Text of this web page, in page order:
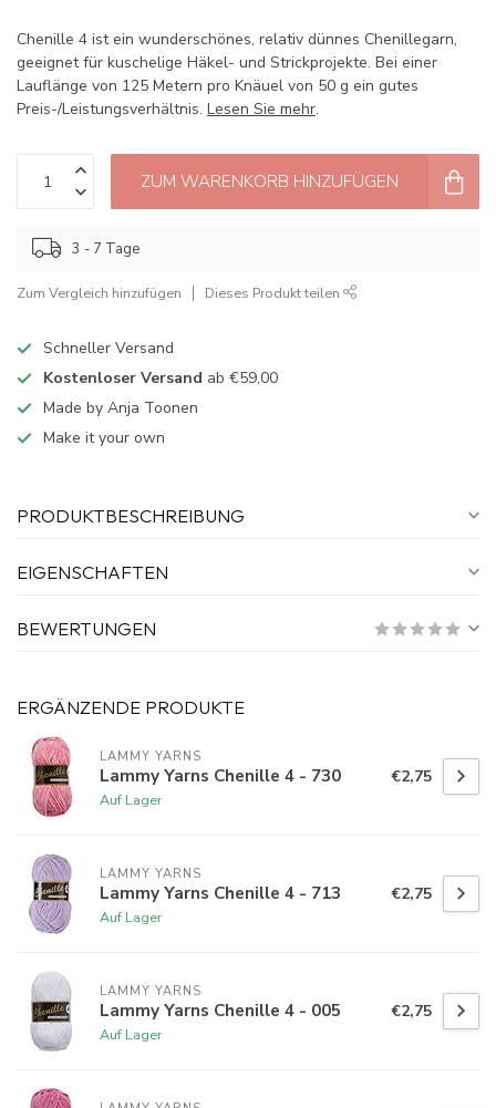
Chenille 4 ist ein wunderschönes, relativ dünnes Chenillegarn,
geeignet für kuschelige Häkel- und Strickprojekte. Bei einer
Lauflänge von 125 Metern pro Knäuel von 50 g ein gutes
Preis-/Leistungsverhältnis. Lesen Sie mehr.
ZUM WARENKORB HINZUFÜGEN
3 - 7 Tage
Zum Vergleich hinzufügen Dieses Produkt teilen
Schneller Versand
Kostenloser Versand ab €59,00
Made by Anja Toonen
Make it your own
PRODUKTBESCHREIBUNG
EIGENSCHAFTEN
BEWERTUNGEN
ERGÄNZENDE PRODUKTE
LAMMY YARNS
Lammy Yarns Chenille 4 - 730
Auf Lager
€2,75
LAMMY YARNS
Lammy Yarns Chenille 4 - 713
Auf Lager
€2,75
LAMMY YARNS
Lammy Yarns Chenille 4 - 005
Auf Lager
€2,75